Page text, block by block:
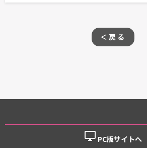
＜戻る
desktop_windows PC版サイトへ